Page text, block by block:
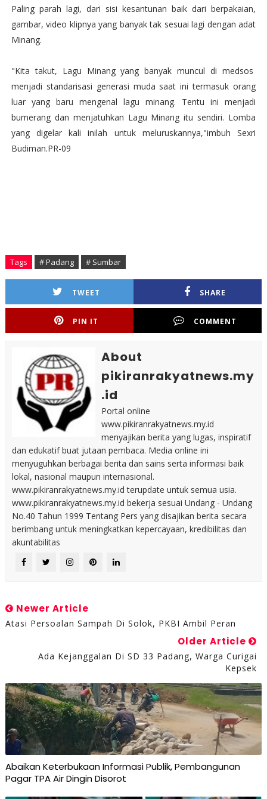
Paling parah lagi, dari sisi kesantunan baik dari berpakaian,
gambar, video klipnya yang banyak tak sesuai lagi dengan adat
Minang.
"Kita takut, Lagu Minang yang banyak muncul di medsos
menjadi standarisasi generasi muda saat ini termasuk orang
luar yang baru mengenal lagu minang. Tentu ini menjadi
bumerang dan menjatuhkan Lagu Minang itu sendiri. Lomba
yang digelar kali inilah untuk meluruskannya,"imbuh Sexri
Budiman.PR-09
Tags # Padang # Sumbar
TWEET SHARE
PIN IT COMMENT
About
pikiranrakyatnews.my
.id
Portal online
www.pikiranrakyatnews.my.id
menyajikan berita yang lugas, inspiratif
dan edukatif buat jutaan pembaca. Media online ini
menyuguhkan berbagai berita dan sains serta informasi baik
lokal, nasional maupun internasional.
www.pikiranrakyatnews.my.id terupdate untuk semua usia.
www.pikiranrakyatnews.my.id bekerja sesuai Undang - Undang
No.40 Tahun 1999 Tentang Pers yang disajikan berita secara
berimbang untuk meningkatkan kepercayaan, kredibilitas dan
akuntabilitas
Newer Article
Atasi Persoalan Sampah Di Solok, PKBI Ambil Peran
Older Article
Ada Kejanggalan Di SD 33 Padang, Warga Curigai
Kepsek
Abaikan Keterbukaan Informasi Publik, Pembangunan
Pagar TPA Air Dingin Disorot